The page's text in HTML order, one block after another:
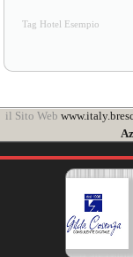
Tag Hotel Esempio
il Sito Web